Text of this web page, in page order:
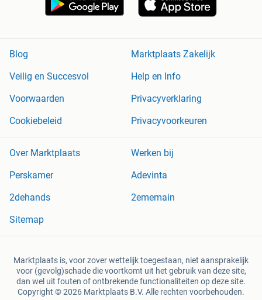
Blog
Marktplaats Zakelijk
Veilig en Succesvol
Help en Info
Voorwaarden
Privacyverklaring
Cookiebeleid
Privacyvoorkeuren
Over Marktplaats
Werken bij
Perskamer
Adevinta
2dehands
2ememain
Sitemap
Marktplaats is, voor zover wettelijk toegestaan, niet aansprakelijk
voor (gevolg)schade die voortkomt uit het gebruik van deze site,
dan wel uit fouten of ontbrekende functionaliteiten op deze site.
Copyright © 2026 Marktplaats B.V. Alle rechten voorbehouden.